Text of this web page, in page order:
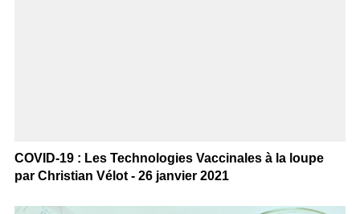
COVID-19 : Les Technologies Vaccinales à la loupe
par Christian Vélot - 26 janvier 2021